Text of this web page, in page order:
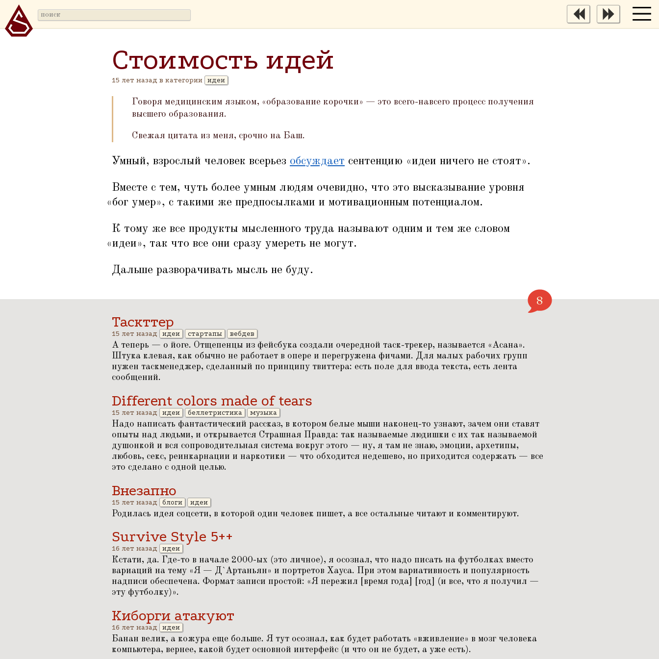
Стоимость идей
15 лет назад в категории идеи
Говоря медицинским языком, «образование корочки» — это всего-навсего процесс получения
высшего образования.
Свежая цитата из меня, срочно на Баш.
Умный, взрослый человек всерьез обсуждает сентенцию «идеи ничего не стоят».
Вместе с тем, чуть более умным людям очевидно, что это высказывание уровня
«бог умер», с такими же предпосылками и мотивационным потенциалом.
К тому же все продукты мысленного труда называют одним и тем же словом
«идеи», так что все они сразу умереть не могут.
Дальше разворачивать мысль не буду.
8
Таскттер
15 лет назад идеи стартапы вебдев
А теперь — о йоге. Отщепенцы из фейсбука создали очередной таск-трекер, называется «Асана».
Штука клевая, как обычно не работает в опере и перегружена фичами. Для малых рабочих групп
нужен таскменеджер, сделанный по принципу твиттера: есть поле для ввода текста, есть лента
сообщений.
Different colors made of tears
15 лет назад идеи беллетристика музыка
Надо написать фантастический рассказ, в котором белые мыши наконец-то узнают, зачем они ставят
опыты над людьми, и открывается Страшная Правда: так называемые людишки с их так называемой
душонкой и вся сопроводительная система вокруг этого — ну, я там не знаю, эмоции, архетипы,
любовь, секс, реинкарнации и наркотики — что обходится недешево, но приходится содержать — все
это сделано с одной целью.
Внезапно
15 лет назад блоги идеи
Родилась идея соцсети, в которой один человек пишет, а все остальные читают и комментируют.
Survive Style 5++
16 лет назад идеи
Кстати, да. Где-то в начале 2000-ых (это личное), я осознал, что надо писать на футболках вместо
вариаций на тему «Я — Д`Артаньян» и портретов Хауса. При этом вариативность и популярность
надписи обеспечена. Формат записи простой: «Я пережил [время года] [год] (и все, что я получил —
эту футболку)».
Киборги атакуют
16 лет назад идеи
Банан велик, а кожура еще больше. Я тут осознал, как будет работать «вживление» в мозг человека
компьютера, вернее, какой будет основной интерфейс (и что он не будет, а уже есть).